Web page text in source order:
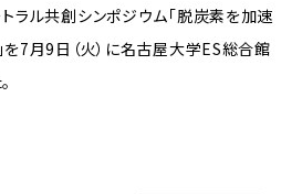
ラル共創シンポジウム「脱炭素を加速
を7月9日（火）に名古屋大学ES総合館